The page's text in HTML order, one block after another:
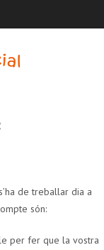
de treballar dia a
són:
per fer que la vostra